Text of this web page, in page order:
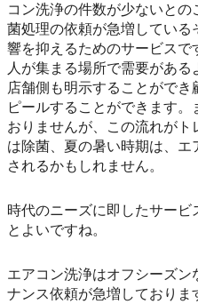
コン洗浄の件数が少ないと
菌処理の依頼が急増してい
響を抑えるためのサービス
人が集まる場所で需要がある
店舗側も明示することがで
ピールすることができます
おりませんが、この流れが
は除菌、夏の暑い時期は、
されるかもしれません。
時代のニーズに即したサー
とよいですね。
エアコン洗浄はオフシーズ
ナンス依頼が急増しておりま